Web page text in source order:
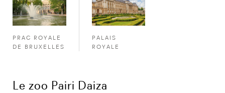
PRAC ROYALE
DE BRUXELLES
PALAIS
ROYALE
Le zoo Pairi Daiza